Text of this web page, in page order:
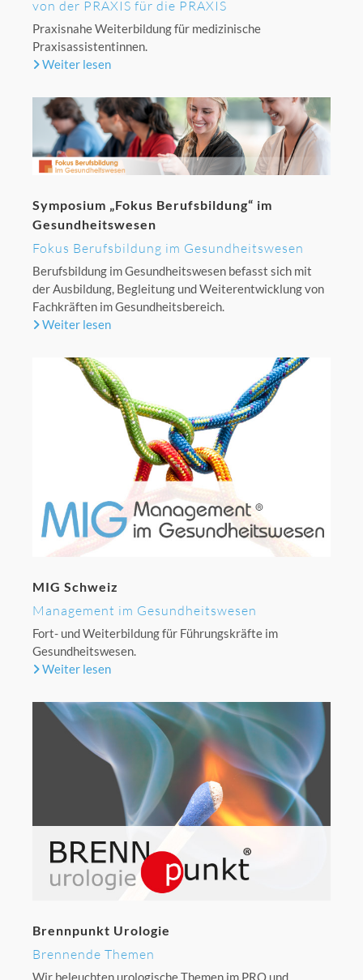
von der PRAXIS für die PRAXIS
Praxisnahe Weiterbildung für medizinische
Praxisassistentinnen.
Weiter lesen
Symposium „Fokus Berufsbildung“ im
Gesundheitswesen
Fokus Berufsbildung im Gesundheitswesen
Berufsbildung im Gesundheitswesen befasst sich mit
der Ausbildung, Begleitung und Weiterentwicklung von
Fachkräften im Gesundheitsbereich.
Weiter lesen
MIG Schweiz
Management im Gesundheitswesen
Fort- und Weiterbildung für Führungskräfte im
Gesundheitswesen.
Weiter lesen
Brennpunkt Urologie
Brennende Themen
Wir beleuchten urologische Themen im PRO und